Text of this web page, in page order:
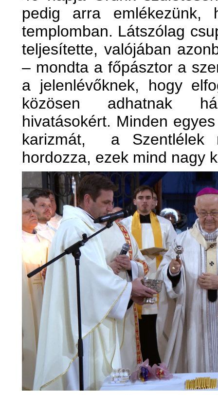
pedig arra emlékezünk,
templomban. Látszólag
teljesítette, valójában
– mondta a főpásztor a
a jelenlévőknek, hogy
közösen adhatnak
hivatásokért. Minden
karizmát, a
hordozza, ezek mind nagy